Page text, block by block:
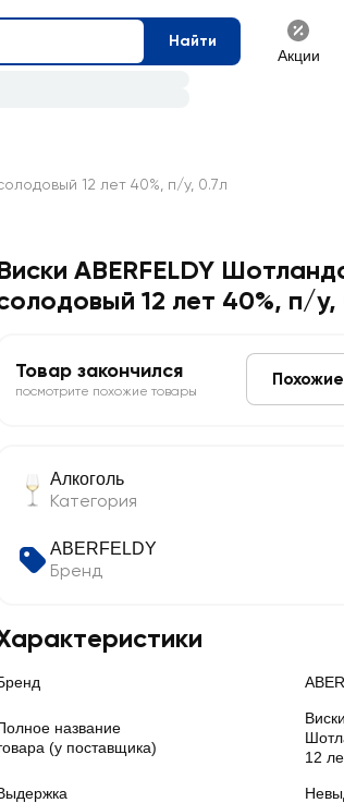
Найти
Акции
12 лет 40%, п/у, 0.7л
ABERFELDY
12 лет 40%, п/у,
Товар закончился
посмотрите похожие товары
Алкоголь
Категория
ABERFELDY
Бренд
название
(у поставщика)
12